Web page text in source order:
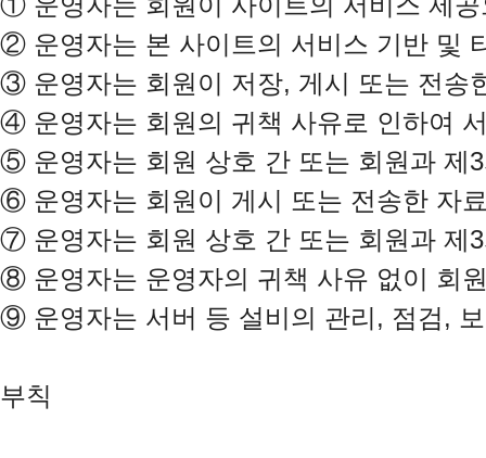
②
③
④
⑤
⑥
⑦
⑧
⑨ 운영자는 서버 등 설비의 관리, 점검,
부칙